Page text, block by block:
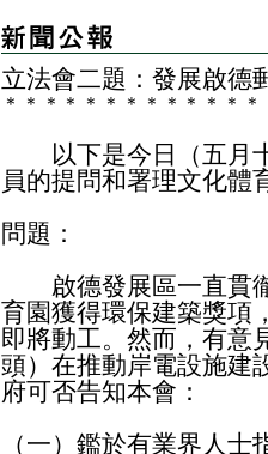
立法會二題：發展啟德
＊ ＊ ＊ ＊ ＊ ＊ ＊ ＊ ＊ ＊ ＊ ＊ ＊
以下是今日（五月十
員的提問和署理文化體
問題：
啟德發展區一直貫徹
育園獲得環保建築獎項
即將動工。然而，有意
頭）在推動岸電設施建
府可否告知本會：
（一）鑑於有業界人